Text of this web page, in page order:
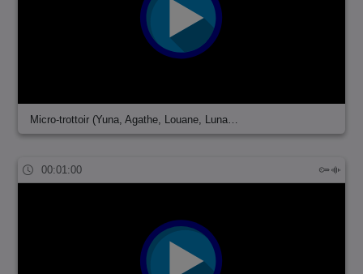
Micro-trottoir (Yuna, Agathe, Louane, Luna…
00:01:00